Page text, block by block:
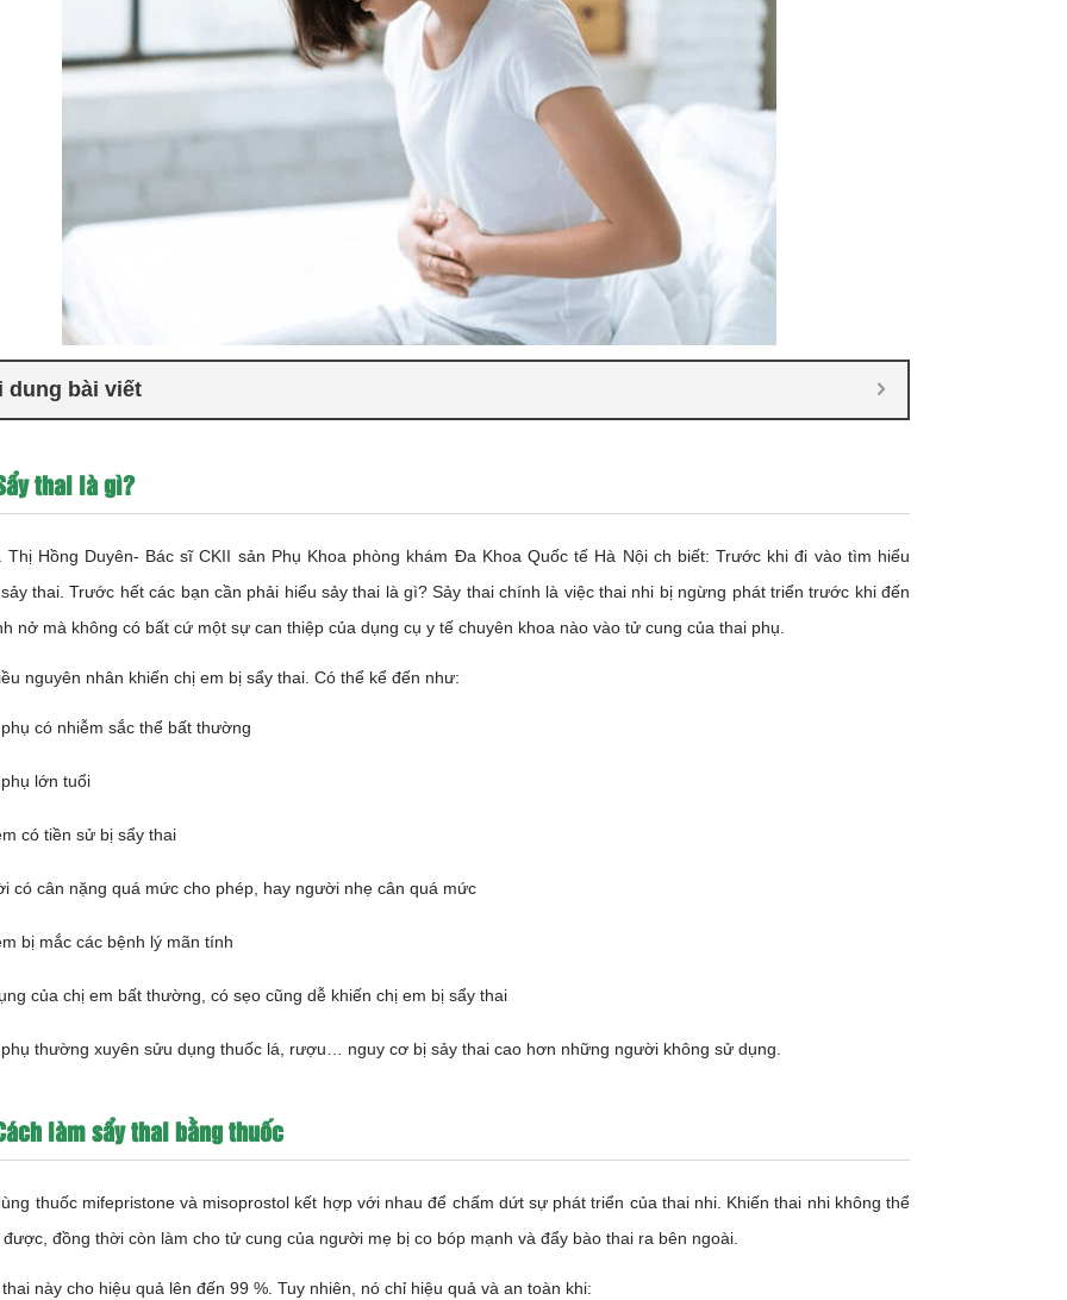
dung bài viết
thai là gì?
Thị Hồng Duyên- Bác sĩ CKII sản Phụ Khoa phòng khám Đa Khoa Quốc tế Hà Nội ch biết: Trước khi đi vào tìm hiểu
thai. Trước hết các bạn cần phải hiểu sảy thai là gì? Sảy thai chính là việc thai nhi bị ngừng phát triển trước khi đến
nở mà không có bất cứ một sự can thiệp của dụng cụ y tế chuyên khoa nào vào tử cung của thai phụ.
nguyên nhân khiến chị em bị sẩy thai. Có thể kể đến như:
có nhiễm sắc thể bất thường
lớn tuổi
có tiền sử bị sẩy thai
có cân nặng quá mức cho phép, hay người nhẹ cân quá mức
bị mắc các bệnh lý mãn tính
của chị em bất thường, có sẹo cũng dễ khiến chị em bị sẩy thai
thường xuyên sửu dụng thuốc lá, rượu… nguy cơ bị sảy thai cao hơn những người không sử dụng.
làm sẩy thai bằng thuốc
thuốc mifepristone và misoprostol kết hợp với nhau để chấm dứt sự phát triển của thai nhi. Khiến thai nhi không thể
được, đồng thời còn làm cho tử cung của người mẹ bị co bóp mạnh và đẩy bào thai ra bên ngoài.
này cho hiệu quả lên đến 99 %. Tuy nhiên, nó chỉ hiệu quả và an toàn khi: